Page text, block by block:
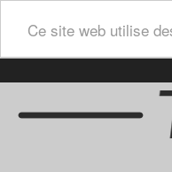
Ce site web utilise